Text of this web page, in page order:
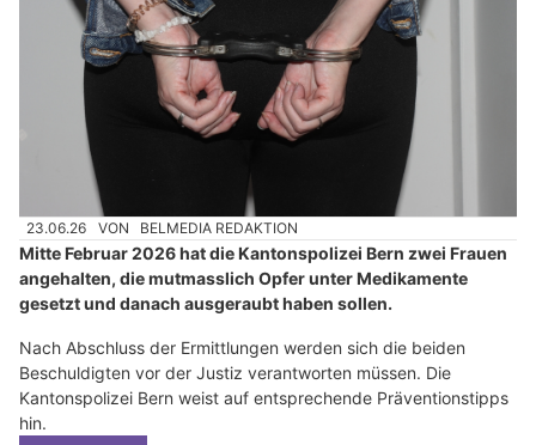
23.06.26 VON BELMEDIA REDAKTION
Mitte Februar 2026 hat die Kantonspolizei Bern zwei Frauen
angehalten, die mutmasslich Opfer unter Medikamente
gesetzt und danach ausgeraubt haben sollen.
Nach Abschluss der Ermittlungen werden sich die beiden
Beschuldigten vor der Justiz verantworten müssen. Die
Kantonspolizei Bern weist auf entsprechende Präventionstipps
hin.